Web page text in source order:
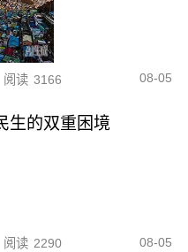
阅读 3166 08-05
生的双重困境
阅读 2290 08-05